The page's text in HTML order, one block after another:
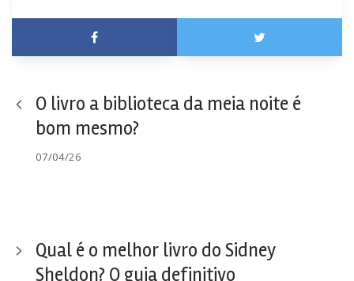
O livro a biblioteca da meia noite é
bom mesmo?
07/04/26
Qual é o melhor livro do Sidney
Sheldon? O guia definitivo